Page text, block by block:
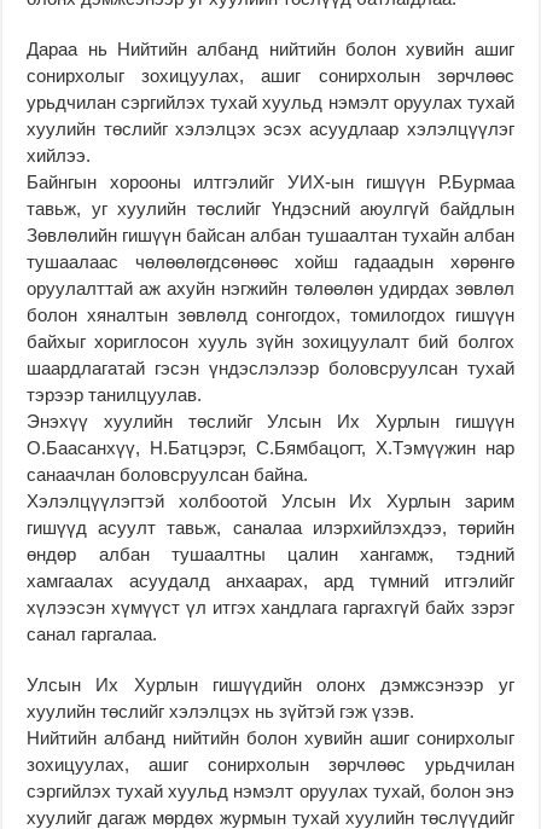
Дараа нь Нийтийн албанд нийтийн болон хувийн ашиг
сонирхолыг зохицуулах, ашиг сонирхолын зөрчлөөс
урьдчилан сэргийлэх тухай хуульд нэмэлт оруулах тухай
хуулийн төслийг хэлэлцэх эсэх асуудлаар хэлэлцүүлэг
хийлээ.
Байнгын хорооны илтгэлийг УИХ-ын гишүүн Р.Бурмаа
тавьж, уг хуулийн төслийг Үндэсний аюулгүй байдлын
Зөвлөлийн гишүүн байсан албан тушаалтан тухайн албан
тушаалаас чөлөөлөгдсөнөөс хойш гадаадын хөрөнгө
оруулалттай аж ахуйн нэгжийн төлөөлөн удирдах зөвлөл
болон хяналтын зөвлөлд сонгогдох, томилогдох гишүүн
байхыг хориглосон хууль зүйн зохицуулалт бий болгох
шаардлагатай гэсэн үндэслэлээр боловсруулсан тухай
тэрээр танилцуулав.
Энэхүү хуулийн төслийг Улсын Их Хурлын гишүүн
О.Баасанхүү, Н.Батцэрэг, С.Бямбацогт, Х.Тэмүүжин нар
санаачлан боловсруулсан байна.
Хэлэлцүүлэгтэй холбоотой Улсын Их Хурлын зарим
гишүүд асуулт тавьж, саналаа илэрхийлэхдээ, төрийн
өндөр албан тушаалтны цалин хангамж, тэдний
хамгаалах асуудалд анхаарах, ард түмний итгэлийг
хүлээсэн хүмүүст үл итгэх хандлага гаргахгүй байх зэрэг
санал гаргалаа.
Улсын Их Хурлын гишүүдийн олонх дэмжсэнээр уг
хуулийн төслийг хэлэлцэх нь зүйтэй гэж үзэв.
Нийтийн албанд нийтийн болон хувийн ашиг сонирхолыг
зохицуулах, ашиг сонирхолын зөрчлөөс урьдчилан
сэргийлэх тухай хуульд нэмэлт оруулах тухай, болон энэ
хуулийг дагаж мөрдөх журмын тухай хуулийн төслүүдийг